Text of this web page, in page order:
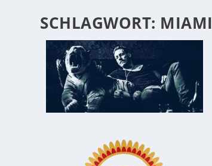
SCHLAGWORT: MIAMI